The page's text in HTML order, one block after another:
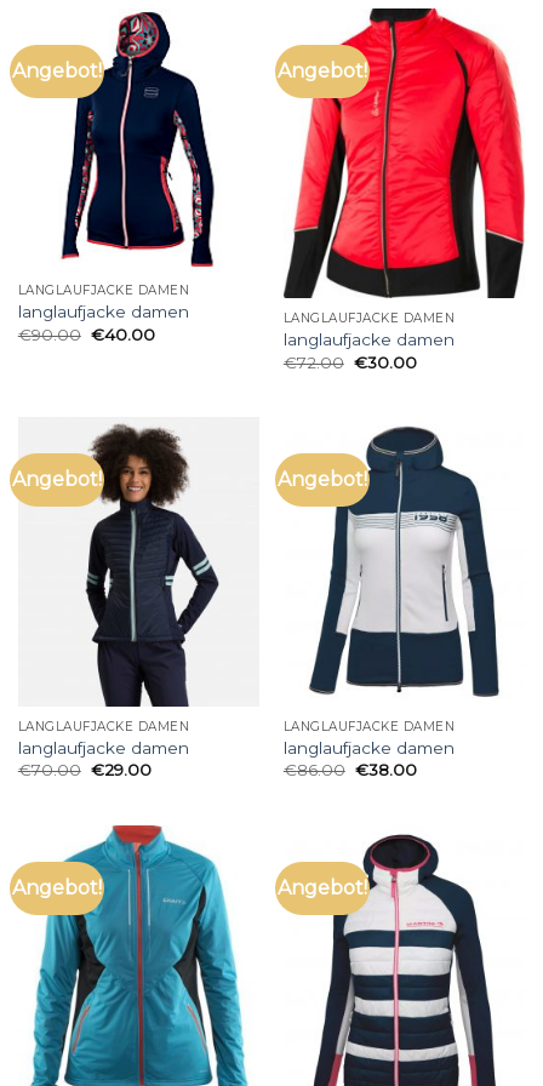
Angebot!
LANGLAUFJACKE DAMEN
langlaufjacke damen
€90.00 €40.00
Angebot!
LANGLAUFJACKE DAMEN
langlaufjacke damen
€72.00 €30.00
Angebot!
LANGLAUFJACKE DAMEN
langlaufjacke damen
€70.00 €29.00
Angebot!
LANGLAUFJACKE DAMEN
langlaufjacke damen
€86.00 €38.00
Angebot! Angebot!